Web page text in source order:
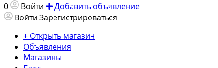
0 Войти
Добавить объявление
Войти Зарегистрироваться
+ Открыть магазин
Объявления
Магазины